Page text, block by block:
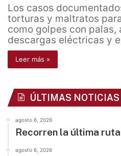
Los casos
torturas y maltratos
como golpes con palas,
descargas eléctricas y
Leer más »
ÚLTIMAS NOTICIAS
agosto 6, 2026
Recorren la última
agosto 6, 2026